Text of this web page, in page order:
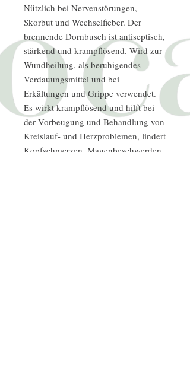
Nützlich bei Nervenstörungen,
Skorbut und Wechselfieber. Der
brennende Dornbusch ist antiseptisch,
stärkend und krampflösend. Wird zur
Wundheilung, als beruhigendes
Verdauungsmittel und bei
Erkältungen und Grippe verwendet.
Es wirkt krampflösend und hilft bei
der Vorbeugung und Behandlung von
Kreislauf- und Herzproblemen, lindert
Kopfschmerzen, Magenbeschwerden,